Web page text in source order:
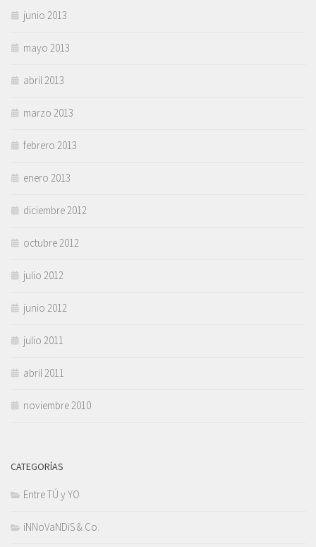
junio 2013
mayo 2013
abril 2013
marzo 2013
febrero 2013
enero 2013
diciembre 2012
octubre 2012
julio 2012
junio 2012
julio 2011
abril 2011
noviembre 2010
CATEGORÍAS
Entre TÚ y YO
iNNoVaNDiS & Co.